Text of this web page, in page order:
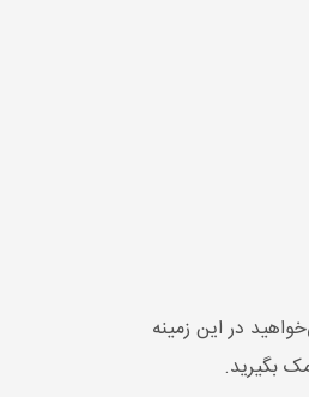
در این زمینه
بگیرید.